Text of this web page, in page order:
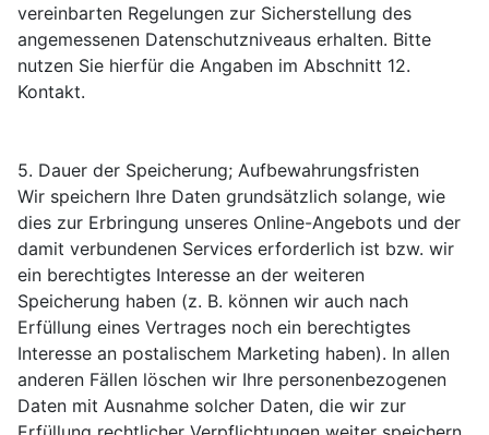
vereinbarten Regelungen zur Sicherstellung des
angemessenen Datenschutzniveaus erhalten. Bitte
nutzen Sie hierfür die Angaben im Abschnitt 12.
Kontakt.
5. Dauer der Speicherung; Aufbewahrungsfristen
Wir speichern Ihre Daten grundsätzlich solange, wie
dies zur Erbringung unseres Online-Angebots und der
damit verbundenen Services erforderlich ist bzw. wir
ein berechtigtes Interesse an der weiteren
Speicherung haben (z. B. können wir auch nach
Erfüllung eines Vertrages noch ein berechtigtes
Interesse an postalischem Marketing haben). In allen
anderen Fällen löschen wir Ihre personenbezogenen
Daten mit Ausnahme solcher Daten, die wir zur